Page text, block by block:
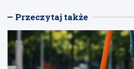
Przeczytaj także